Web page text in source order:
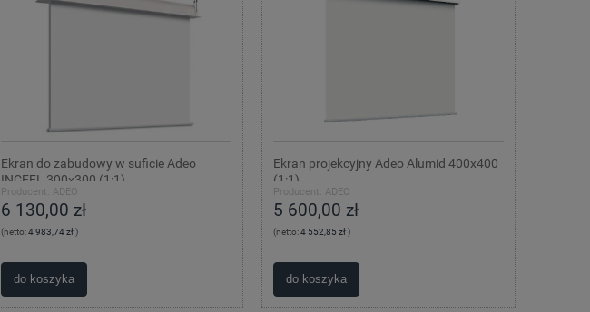
Ekran do zabudowy w suficie Adeo
INCEEL 300x300 (1:1)
Producent: ADEO
6 130,00 zł
(netto:4 983,74 zł)
do koszyka
Ekran projekcyjny Adeo Alumid 400x400
(1:1)
Producent: ADEO
5 600,00 zł
(netto:4 552,85 zł)
do koszyka